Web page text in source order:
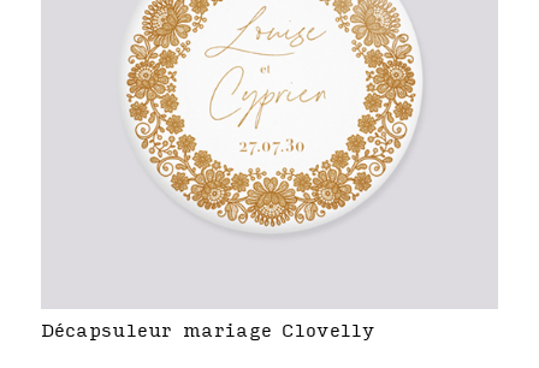
Décapsuleur mariage Clovelly